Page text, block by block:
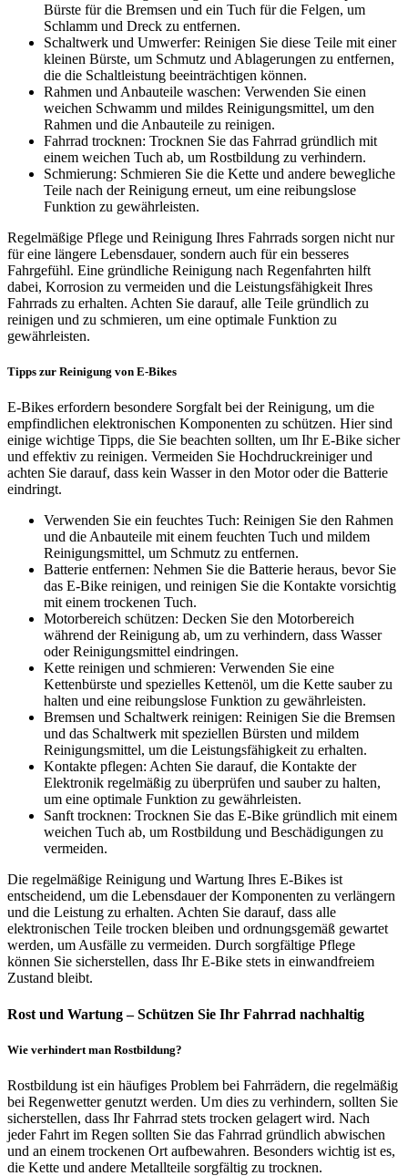
Bürste für die Bremsen und ein Tuch für die Felgen, um
Schlamm und Dreck zu entfernen.
Schaltwerk und Umwerfer: Reinigen Sie diese Teile mit einer
kleinen Bürste, um Schmutz und Ablagerungen zu entfernen,
die die Schaltleistung beeinträchtigen können.
Rahmen und Anbauteile waschen: Verwenden Sie einen
weichen Schwamm und mildes Reinigungsmittel, um den
Rahmen und die Anbauteile zu reinigen.
Fahrrad trocknen: Trocknen Sie das Fahrrad gründlich mit
einem weichen Tuch ab, um Rostbildung zu verhindern.
Schmierung: Schmieren Sie die Kette und andere bewegliche
Teile nach der Reinigung erneut, um eine reibungslose
Funktion zu gewährleisten.
Regelmäßige Pflege und Reinigung Ihres Fahrrads sorgen nicht nur
für eine längere Lebensdauer, sondern auch für ein besseres
Fahrgefühl. Eine gründliche Reinigung nach Regenfahrten hilft
dabei, Korrosion zu vermeiden und die Leistungsfähigkeit Ihres
Fahrrads zu erhalten. Achten Sie darauf, alle Teile gründlich zu
reinigen und zu schmieren, um eine optimale Funktion zu
gewährleisten.
Tipps zur Reinigung von E-Bikes
E-Bikes erfordern besondere Sorgfalt bei der Reinigung, um die
empfindlichen elektronischen Komponenten zu schützen. Hier sind
einige wichtige Tipps, die Sie beachten sollten, um Ihr E-Bike sicher
und effektiv zu reinigen. Vermeiden Sie Hochdruckreiniger und
achten Sie darauf, dass kein Wasser in den Motor oder die Batterie
eindringt.
Verwenden Sie ein feuchtes Tuch: Reinigen Sie den Rahmen
und die Anbauteile mit einem feuchten Tuch und mildem
Reinigungsmittel, um Schmutz zu entfernen.
Batterie entfernen: Nehmen Sie die Batterie heraus, bevor Sie
das E-Bike reinigen, und reinigen Sie die Kontakte vorsichtig
mit einem trockenen Tuch.
Motorbereich schützen: Decken Sie den Motorbereich
während der Reinigung ab, um zu verhindern, dass Wasser
oder Reinigungsmittel eindringen.
Kette reinigen und schmieren: Verwenden Sie eine
Kettenbürste und spezielles Kettenöl, um die Kette sauber zu
halten und eine reibungslose Funktion zu gewährleisten.
Bremsen und Schaltwerk reinigen: Reinigen Sie die Bremsen
und das Schaltwerk mit speziellen Bürsten und mildem
Reinigungsmittel, um die Leistungsfähigkeit zu erhalten.
Kontakte pflegen: Achten Sie darauf, die Kontakte der
Elektronik regelmäßig zu überprüfen und sauber zu halten,
um eine optimale Funktion zu gewährleisten.
Sanft trocknen: Trocknen Sie das E-Bike gründlich mit einem
weichen Tuch ab, um Rostbildung und Beschädigungen zu
vermeiden.
Die regelmäßige Reinigung und Wartung Ihres E-Bikes ist
entscheidend, um die Lebensdauer der Komponenten zu verlängern
und die Leistung zu erhalten. Achten Sie darauf, dass alle
elektronischen Teile trocken bleiben und ordnungsgemäß gewartet
werden, um Ausfälle zu vermeiden. Durch sorgfältige Pflege
können Sie sicherstellen, dass Ihr E-Bike stets in einwandfreiem
Zustand bleibt.
Rost und Wartung – Schützen Sie Ihr Fahrrad nachhaltig
Wie verhindert man Rostbildung?
Rostbildung ist ein häufiges Problem bei Fahrrädern, die regelmäßig
bei Regenwetter genutzt werden. Um dies zu verhindern, sollten Sie
sicherstellen, dass Ihr Fahrrad stets trocken gelagert wird. Nach
jeder Fahrt im Regen sollten Sie das Fahrrad gründlich abwischen
und an einem trockenen Ort aufbewahren. Besonders wichtig ist es,
die Kette und andere Metallteile sorgfältig zu trocknen.